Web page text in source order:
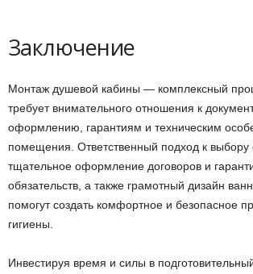
Заключение
Монтаж душевой кабины — комплексный
требует внимательного отношения к
оформлению, гарантиям и техническим
помещения. Ответственный подход к выбору
тщательное оформление договоров и
обязательств, а также грамотный дизайн
помогут создать комфортное и безопасное
гигиены.
Инвестируя время и силы в